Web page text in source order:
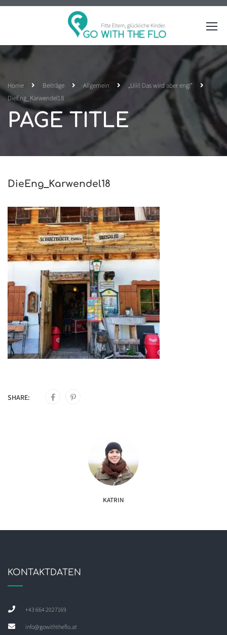
Home Beiträge Allgemein
„Uiii! Das wird aber eng!“
DieEng_Karwendel18
PAGE TITLE
DieEng_Karwendel18
SHARE:
KATRIN
KONTAKTDATEN
+43 664 2027169
info@gowiththeflo.at